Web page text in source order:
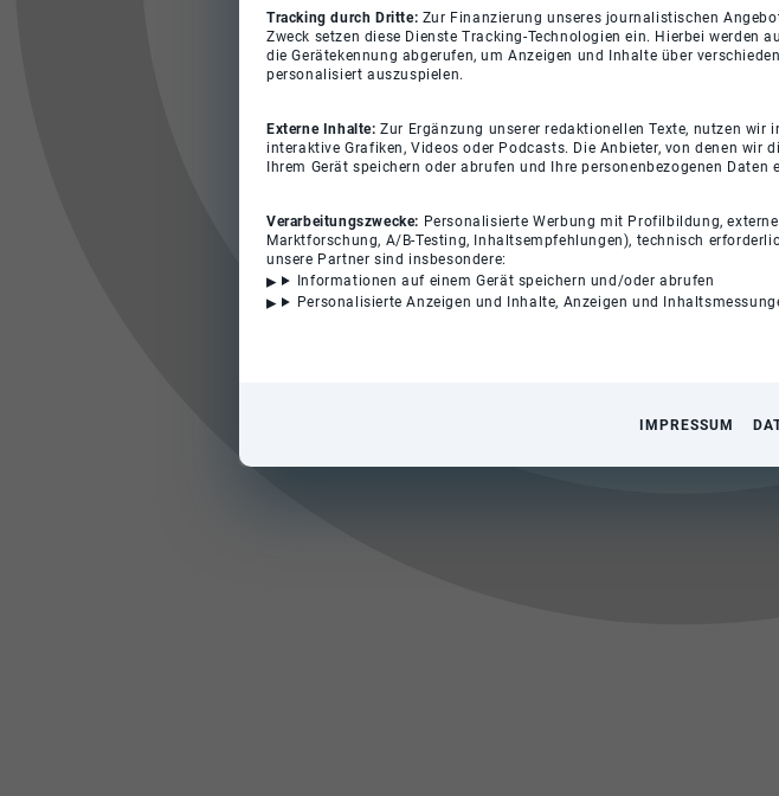
Tracking durch Dritte: Zur Finanzierung unseres journalistischen
Zweck setzen diese Dienste Tracking-Technologien ein. Hierbei werden
die Gerätekennung abgerufen, um Anzeigen und Inhalte über
personalisiert auszuspielen.
Externe Inhalte:Zur Ergänzung unserer redaktionellen Texte, nutzen wir
interaktive Grafiken, Videos oder Podcasts. Die Anbieter, von denen
Ihrem Gerät speichern oder abrufen und Ihre personenbezogenen Daten
Verarbeitungszwecke: Personalisierte Werbung mit Profilbildung,
Marktforschung, A/B-Testing, Inhaltsempfehlungen), technisch
unsere Partner sind insbesondere:
Informationen auf einem Gerät speichern und/oder abrufen
Personalisierte Anzeigen und Inhalte, Anzeigen und
IMPRESSUM